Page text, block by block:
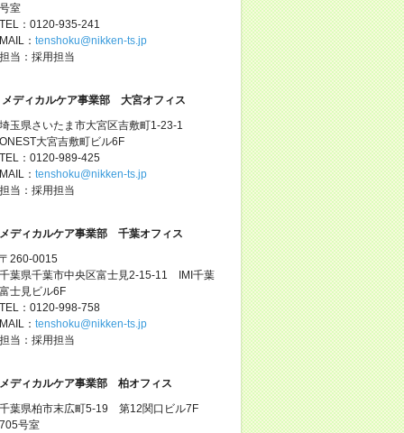
室
：0120-935-241
： tenshoku@nikken-ts.jp
当：採用担当
ディカルケア事業部 大宮オフィス
玉県さいたま市大宮区吉敷町1-23-1
大宮吉敷町ビル6F
：0120-989-425
： tenshoku@nikken-ts.jp
当：採用担当
ディカルケア事業部 千葉オフィス
260-0015
葉県千葉市中央区富士見2-15-11 IMI千葉
士見ビル6F
：0120-998-758
： tenshoku@nikken-ts.jp
当：採用担当
ディカルケア事業部 柏オフィス
葉県柏市末広町5-19 第12関口ビル7F
号室